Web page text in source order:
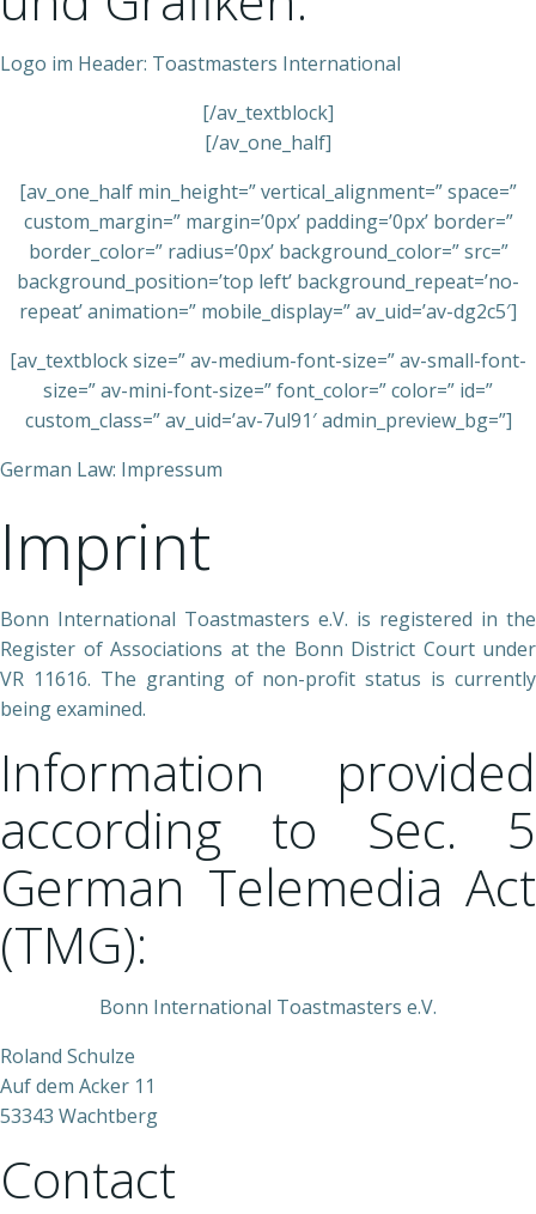
Logo im Header: Toastmasters International
[/av_textblock]
[/av_one_half]
[av_one_half min_height=” vertical_alignment=” space=”
custom_margin=” margin=’0px’ padding=’0px’ border=”
border_color=” radius=’0px’ background_color=” src=”
background_position=’top left’ background_repeat=’no-
repeat’ animation=” mobile_display=” av_uid=’av-dg2c5′]
[av_textblock size=” av-medium-font-size=” av-small-font-
size=” av-mini-font-size=” font_color=” color=” id=”
custom_class=” av_uid=’av-7ul91′ admin_preview_bg=”]
German Law: Impressum
Imprint
Bonn International Toastmasters e.V. is registered in the
Register of Associations at the Bonn District Court under
VR 11616. The granting of non-profit status is currently
being examined.
Information provided
according to Sec. 5
German Telemedia Act
(TMG):
Bonn International Toastmasters e.V.
Roland Schulze
Auf dem Acker 11
53343 Wachtberg
Contact